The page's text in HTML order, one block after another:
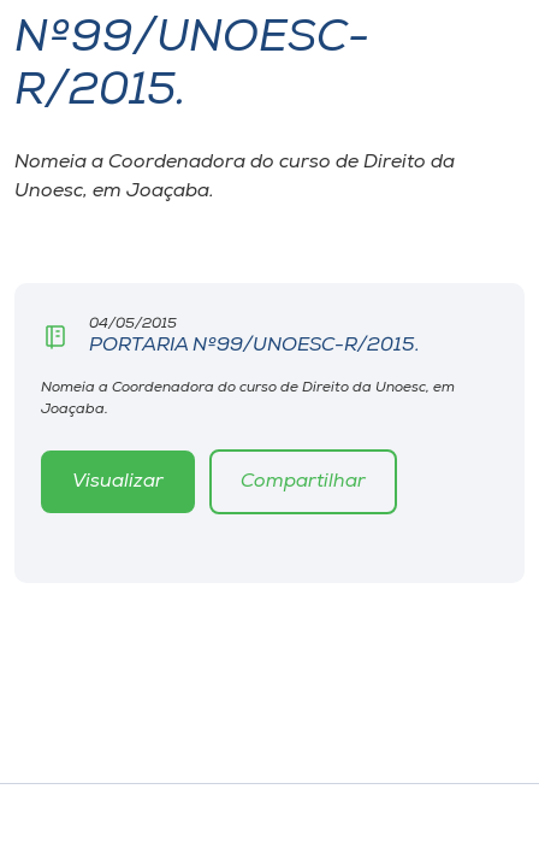
I.nova
Cultura
Biblioteca
Editora
Rádio
o idioma
Nº99/UNOESC-
R/2015.
Nomeia a Coordenadora do curso de Direito da
Unoesc, em Joaçaba.
04/05/2015
PORTARIA Nº99/UNOESC-R/2015.
Nomeia a Coordenadora do curso de Direito da Unoesc, em
Joaçaba.
Visualizar Compartilhar